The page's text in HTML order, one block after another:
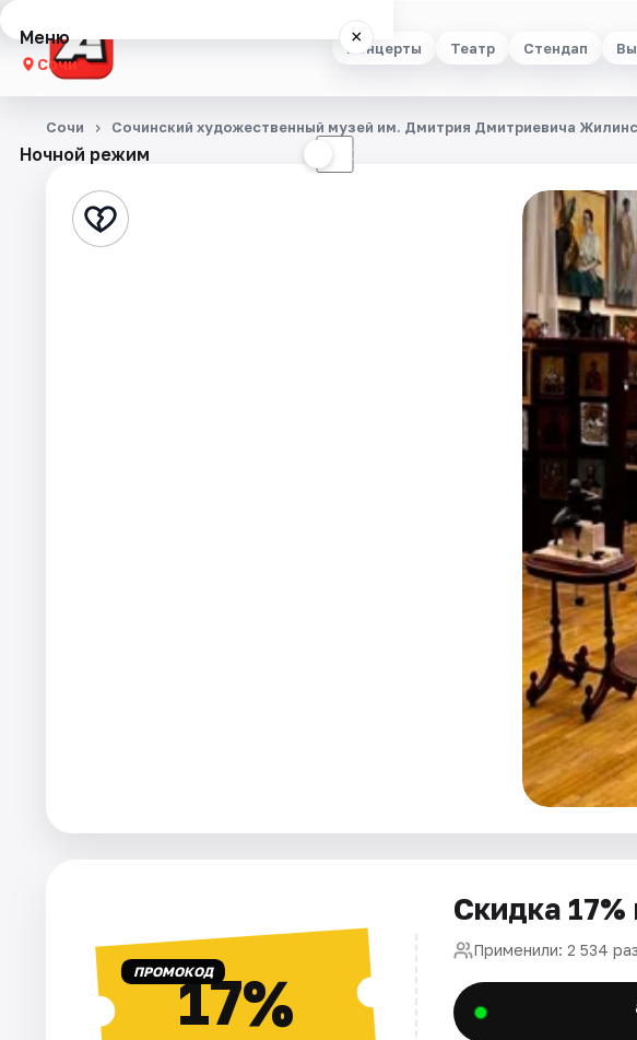
Концерты Театр Стендап
Меню ×
Сочи
Концерты
Стендап
Ночной режим ☾
Сочи Сочинский художественный музей им. Дмитрия Дмитриевича
ПРОМОКОД17%
Скидка
Применили: 2 534 раз